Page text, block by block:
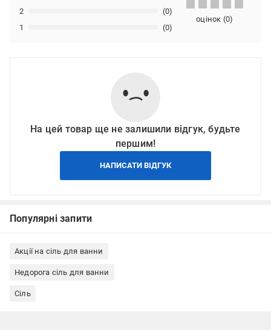
1 (0)
2 (0)
оцінок (0)
На цей товар ще не залишили відгук, будьте
першим!
НАПИСАТИ ВІДГУК
Популярні запити
Акції на сіль для ванни
Недорога сіль для ванни
Сіль